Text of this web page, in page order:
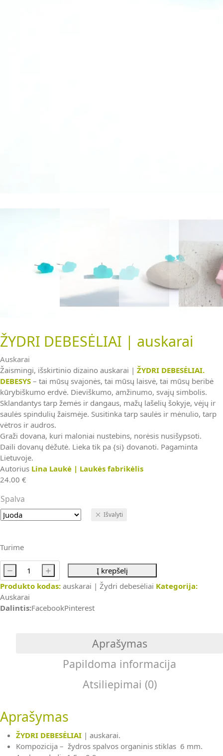
ŽYDRI DEBESĖLIAI | auskarai
Auskarai
Žaismingi, išskirtinio dizaino auskarai | ŽYDRI DEBESĖLIAI.
DEBESYS – tai mūsų svajonės, tai mūsų laisvė, tai mūsų beribė
kūrybiškumo erdvė. Dieviškumo, amžinumo, svajų simbolis.
Sklandantys tarp žemės ir dangaus, mažų lašelių šokyje, vėjų ir
saulės spindulių žaismėje. Susitinka tarp saulės ir mėnulio, tarp
vėtros ir audros.
Graži dovana, kuri maloniai nustebins, norėsis nusišypsoti.
Daili dovanų dėžutė. Lieka tik pa {si} dovanoti. Pagaminta
Lietuvoje.
Autorius Lina Laukė | Laukės fabrikėlis
24.00 €
Spalva
Išvalyti
Turime
produkto
kiekis:
ŽYDRI
DEBESĖLIAI
- +
Į krepšelį
Produkto kodas: auskarai | Žydri debesėliai Kategorija:
Auskarai
Dalintis:FacebookPinterest
Aprašymas
Papildoma informacija
Atsiliepimai (0)
Aprašymas
ŽYDRI DEBESĖLIAI | auskarai.
Kompozicija – žydros spalvos organinis stiklas 6 mm.